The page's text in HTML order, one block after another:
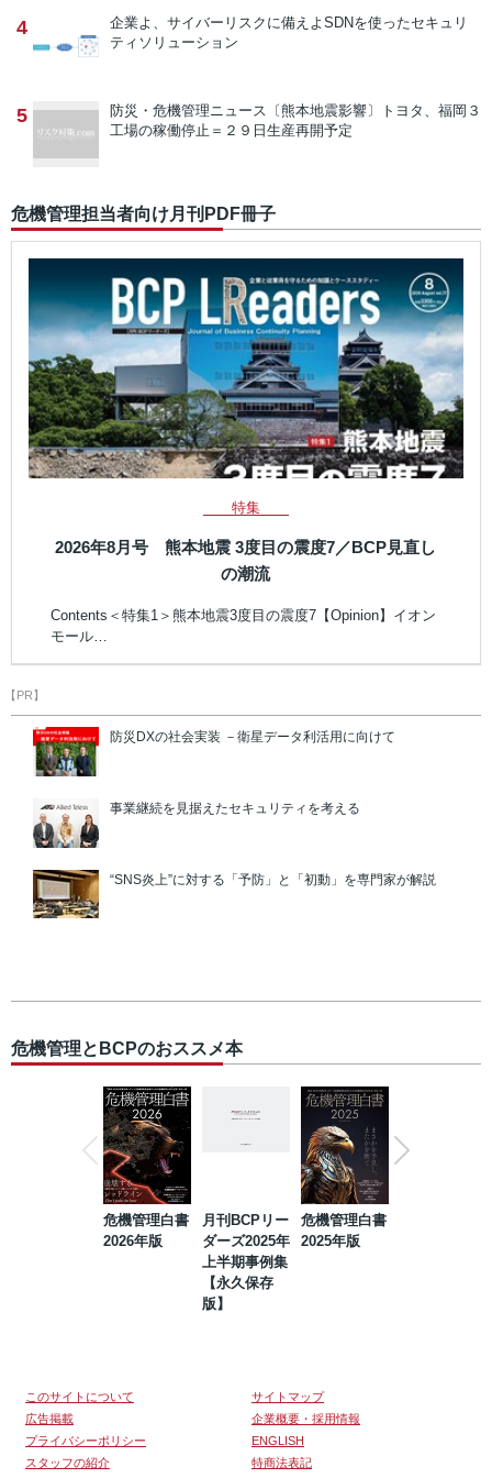
4 企業よ、サイバーリスクに備えよ SDNを使ったセキュリ
ティソリューション
5 防災・危機管理ニュース 〔熊本地震影響〕トヨタ、福岡３
工場の稼働停止＝２９日生産再開予定
危機管理担当者向け月刊PDF冊子
特集
2026年8月号 熊本地震 3度目の震度7／BCP見直し
の潮流
Contents＜特集1＞熊本地震3度目の震度7【Opinion】イオン
モール…
【PR】
防災DXの社会実装 －衛星データ利活用に向けて
事業継続を見据えたセキュリティを考える
“SNS炎上”に対する「予防」と「初動」を専門家が解説
危機管理とBCPのおススメ本
危機管理白書
2026年版
月刊BCPリー
ダーズ2025年
上半期事例集
【永久保存
版】
危機管理白書
2025年版
このサイトについて
サイトマップ
広告掲載
企業概要・採用情報
プライバシーポリシー
ENGLISH
スタッフの紹介
特商法表記